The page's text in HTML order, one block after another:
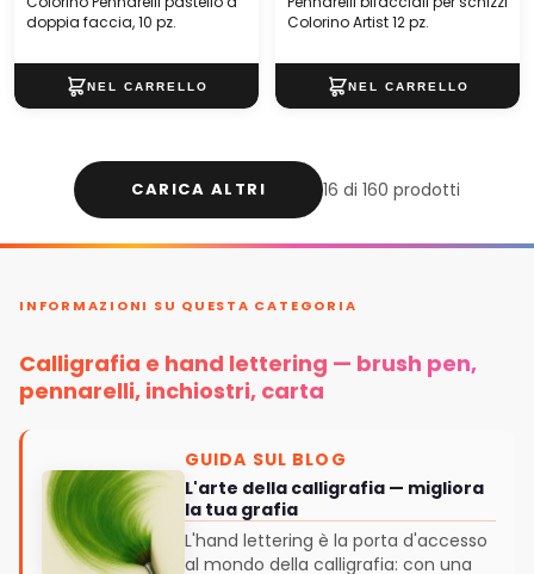
doppia faccia, 10 pz.
Colorino Artist 12 pz.
CARICA ALTRI 16 di 160 prodotti
INFORMAZIONI SU QUESTA CATEGORIA
Calligrafia e hand lettering — brush pen,
pennarelli, inchiostri, carta
GUIDA SUL BLOG
L'arte della calligrafia — migliora
la tua grafia
L'hand lettering è la porta d'accesso
al mondo della calligrafia: con una